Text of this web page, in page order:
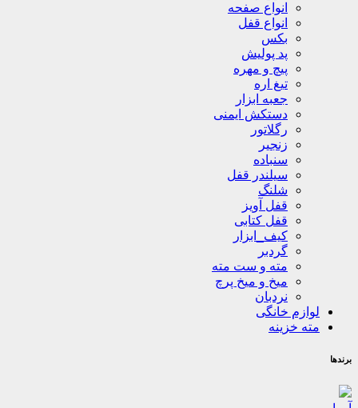
انواع صفحه
انواع قفل
بکس
پد پولیش
پیچ و مهره
تیغ اره
جعبه ابزار
دستکش ایمنی
رگلاتور
زنجیر
سنباده
سیلندر قفل
شلنگ
قفل آویز
قفل کتابی
کیف_ابزار
گردبر
مته و ست مته
میخ و میخ پرچ
نردبان
لوازم خانگی
مته خزینه
برندها